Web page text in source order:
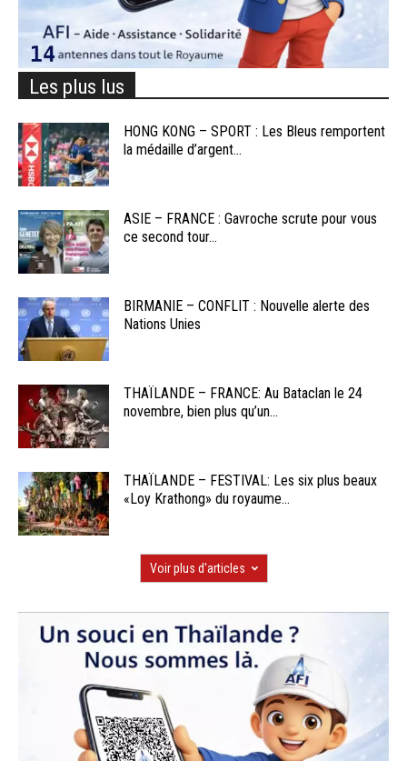
Les plus lus
HONG KONG – SPORT : Les Bleus remportent
la médaille d’argent...
ASIE – FRANCE : Gavroche scrute pour vous
ce second tour...
BIRMANIE – CONFLIT : Nouvelle alerte des
Nations Unies
THAÏLANDE – FRANCE: Au Bataclan le 24
novembre, bien plus qu’un...
THAÏLANDE – FESTIVAL: Les six plus beaux
«Loy Krathong» du royaume...
Voir plus d'articles